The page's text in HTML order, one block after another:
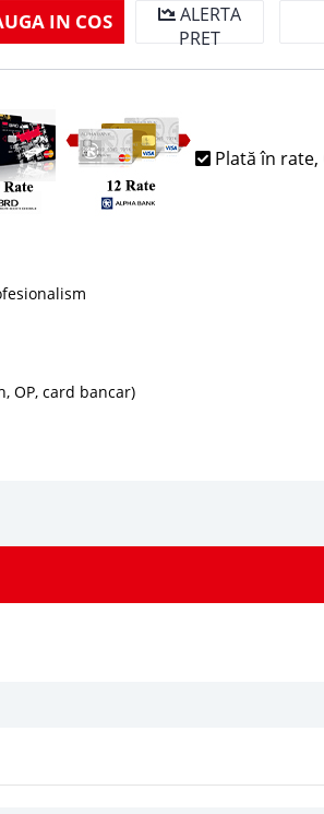
IN COS
ALERTA
PRET
Plată în rate,
OP, card bancar)